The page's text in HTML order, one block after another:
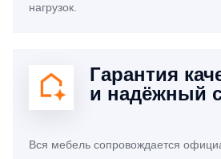
нагрузок.
Гарантия
и надёжный
Вся мебель сопровождается